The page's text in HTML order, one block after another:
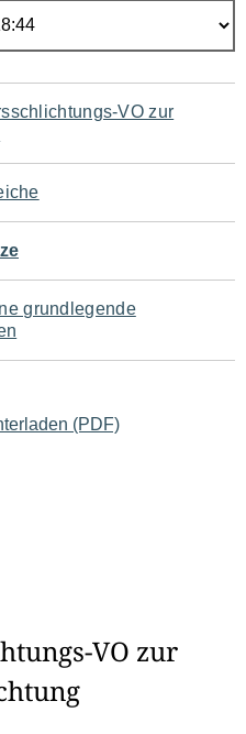
VO zur
grundlegende
(PDF)
VO zur